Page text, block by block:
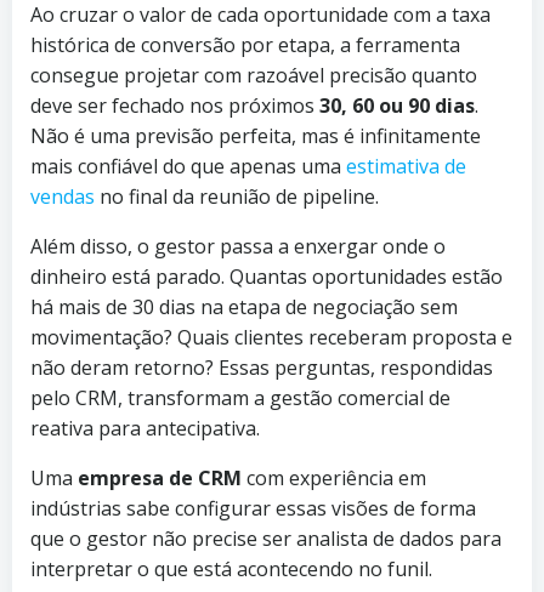
Ao cruzar o valor de cada oportunidade com a taxa
histórica de conversão por etapa, a ferramenta
consegue projetar com razoável precisão quanto
deve ser fechado nos próximos 30, 60 ou 90 dias.
Não é uma previsão perfeita, mas é infinitamente
mais confiável do que apenas uma estimativa de
vendas no final da reunião de pipeline.
Além disso, o gestor passa a enxergar onde o
dinheiro está parado. Quantas oportunidades estão
há mais de 30 dias na etapa de negociação sem
movimentação? Quais clientes receberam proposta e
não deram retorno? Essas perguntas, respondidas
pelo CRM, transformam a gestão comercial de
reativa para antecipativa.
Uma empresa de CRM com experiência em
indústrias sabe configurar essas visões de forma
que o gestor não precise ser analista de dados para
interpretar o que está acontecendo no funil.